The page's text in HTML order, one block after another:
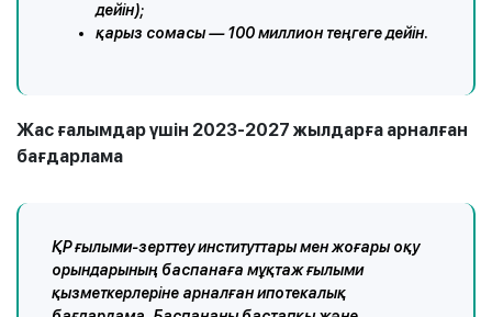
дейін);
қарыз сомасы — 100 миллион теңгеге дейін.
Жас ғалымдар үшін 2023-2027 жылдарға арналған
бағдарлама
ҚР ғылыми-зерттеу институттары мен жоғары оқу
орындарының баспанаға мұқтаж ғылыми
қызметкерлеріне арналған ипотекалық